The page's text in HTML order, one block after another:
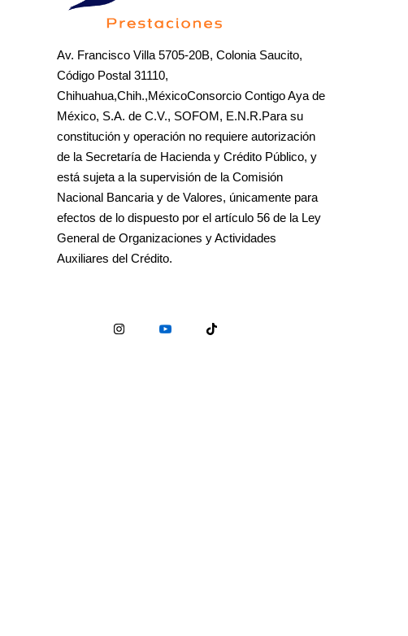
Av. Francisco Villa 5705-20B, Colonia Saucito,
Código Postal 31110,
Chihuahua,Chih.,MéxicoConsorcio Contigo Aya de
México, S.A. de C.V., SOFOM, E.N.R.Para su
constitución y operación no requiere autorización
de la Secretaría de Hacienda y Crédito Público, y
está sujeta a la supervisión de la Comisión
Nacional Bancaria y de Valores, únicamente para
efectos de lo dispuesto por el artículo 56 de la Ley
General de Organizaciones y Actividades
Auxiliares del Crédito.